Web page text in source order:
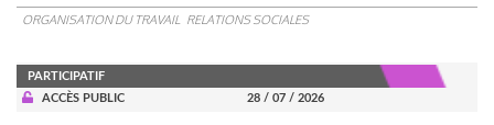
ORGANISATION DU TRAVAIL RELATIONS SOCIALES
PARTICIPATIF
ACCÈS PUBLIC
28 / 07 / 2026